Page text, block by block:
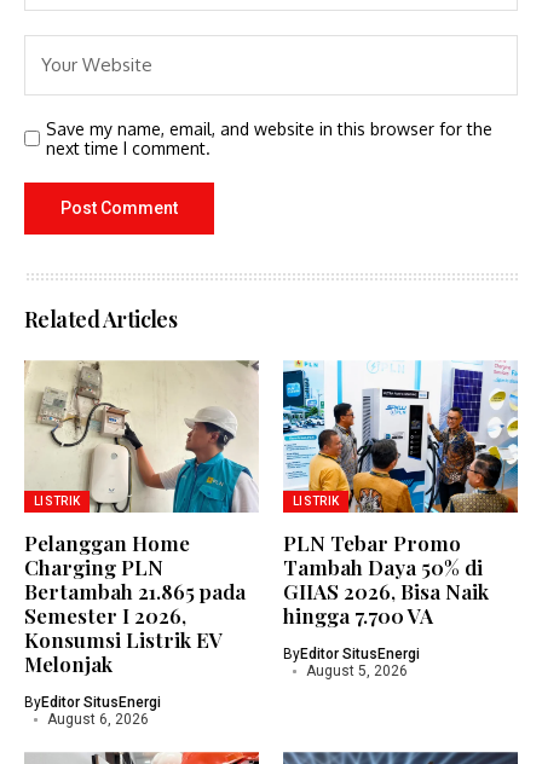
Save my name, email, and website in this browser for the
next time I comment.
Related Articles
LISTRIK
Pelanggan Home
Charging PLN
Bertambah 21.865 pada
Semester I 2026,
Konsumsi Listrik EV
Melonjak
ByEditor SitusEnergi
August 6, 2026
LISTRIK
PLN Tebar Promo
Tambah Daya 50% di
GIIAS 2026, Bisa Naik
hingga 7.700 VA
ByEditor SitusEnergi
August 5, 2026